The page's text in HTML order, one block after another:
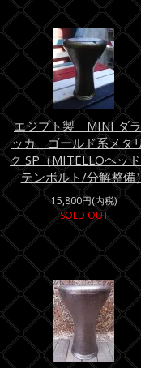
エジプト製 MINI ダ
ッカ ゴールド系メタ
ク SP（MITELLOヘッ
テンボルト/分解整備
15,800円(内税)
SOLD OUT